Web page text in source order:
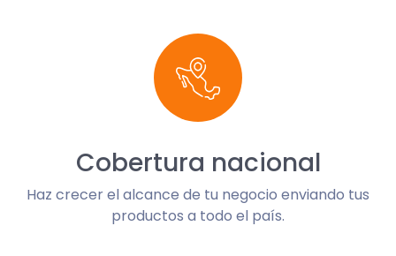
Cobertura nacional
Haz crecer el alcance de tu negocio enviando tus
productos a todo el país.